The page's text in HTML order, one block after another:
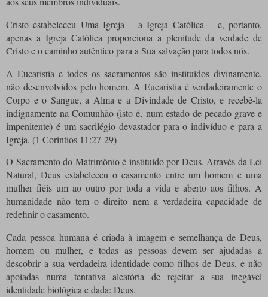
Cristo estabeleceu Uma Igreja – a Igreja Católica – e, portanto,
apenas a Igreja Católica proporciona a plenitude da verdade de
Cristo e o caminho autêntico para a Sua salvação para todos nós.
A Eucaristia e todos os sacramentos são instituídos divinamente,
não desenvolvidos pelo homem. A Eucaristia é verdadeiramente o
Corpo e o Sangue, a Alma e a Divindade de Cristo, e recebê-la
indignamente na Comunhão (isto é, num estado de pecado grave e
impenitente) é um sacrilégio devastador para o indivíduo e para a
Igreja. (1 Coríntios 11:27-29)
O Sacramento do Matrimônio é instituído por Deus. Através da Lei
Natural, Deus estabeleceu o casamento entre um homem e uma
mulher fiéis um ao outro por toda a vida e aberto aos filhos. A
humanidade não tem o direito nem a verdadeira capacidade de
redefinir o casamento.
Cada pessoa humana é criada à imagem e semelhança de Deus,
homem ou mulher, e todas as pessoas devem ser ajudadas a
descobrir a sua verdadeira identidade como filhos de Deus, e não
apoiadas numa tentativa aleatória de rejeitar a sua inegável
identidade biológica e dada: Deus.